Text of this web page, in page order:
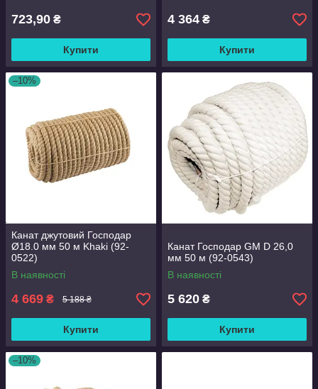
723,90 ₴
Купити
4 364 ₴
Купити
–10%
Канат джутовий Господар
Ø18.0 мм 50 м Khaki (92-
0522)
В наявності
4 669 ₴ 5 188 ₴
Купити
Канат Господар GM D 26,0
мм 50 м (92-0543)
В наявності
5 620 ₴
Купити
–10%